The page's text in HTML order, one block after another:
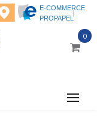
E-COMMERCE
PROPAPEL
0